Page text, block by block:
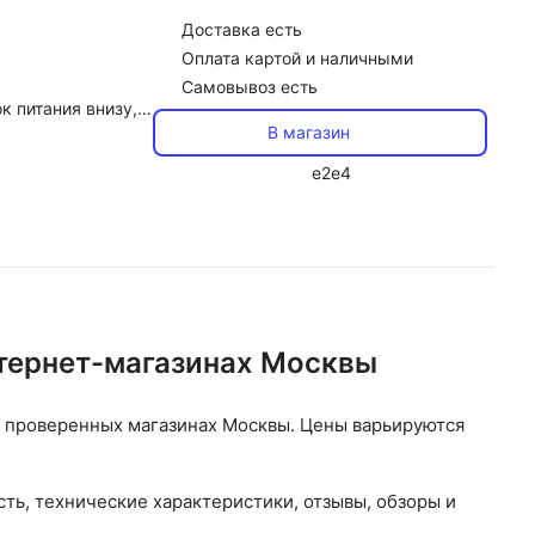
мм, вес 8 кг
Доставка есть
Оплата картой и наличными
Самовывоз есть
В магазин
e2e4
магазинах Москвы
магазинах Москвы. Цены варьируются
технические характеристики, отзывы, обзоры и